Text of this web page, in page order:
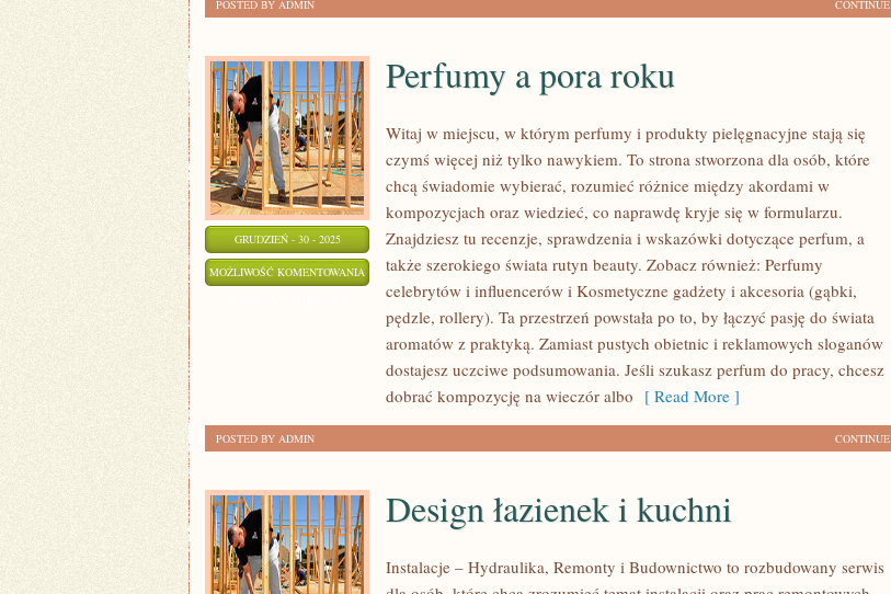
CONTINUE
POSTED BY ADMIN
GRUDZIEŃ - 30 - 2025
MOŻLIWOŚĆ KOMENTOWANIA PERFUMY
PORA
ROKU
Perfumy a pora roku
Witaj w miejscu, w którym perfumy i produkty pielęgnacyjne stają się
czymś więcej niż tylko nawykiem. To strona stworzona dla osób, które
chcą świadomie wybierać, rozumieć różnice między akordami w
kompozycjach oraz wiedzieć, co naprawdę kryje się w formularzu.
Znajdziesz tu recenzje, sprawdzenia i wskazówki dotyczące perfum, a
także szerokiego świata rutyn beauty. Zobacz również: Perfumy
celebrytów i influencerów i Kosmetyczne gadżety i akcesoria (gąbki,
pędzle, rollery). Ta przestrzeń powstała po to, by łączyć pasję do świata
aromatów z praktyką. Zamiast pustych obietnic i reklamowych sloganów
dostajesz uczciwe podsumowania. Jeśli szukasz perfum do pracy, chcesz
dobrać kompozycję na wieczór albo [ Read More ]
CONTINUE
POSTED BY ADMIN
Design łazienek i kuchni
Instalacje – Hydraulika, Remonty i Budownictwo to rozbudowany serwis